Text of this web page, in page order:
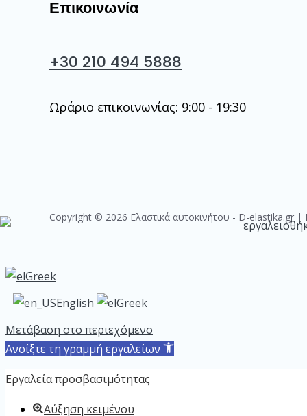
Επικοινωνία
+30 210 494 5888
Ωράριο επικοινωνίας: 9:00 - 19:30
Copyright © 2026 Ελαστικά αυτοκινήτου - D-elastika.gr
Greek
English
Greek
Μετάβαση στο περιεχόμενο
Ανοίξτε τη γραμμή εργαλείων
Εργαλεία προσβασιμότητας
Αύξηση κειμένου